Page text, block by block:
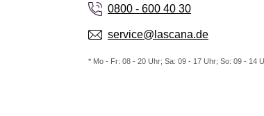
0800 - 600 40 30
service@lascana.de
* Mo - Fr: 08 - 20 Uhr; Sa: 09 - 17 Uhr; So: 09 - 14